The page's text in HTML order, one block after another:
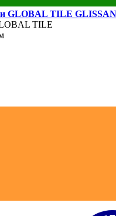
GLOBAL TILE
TILE